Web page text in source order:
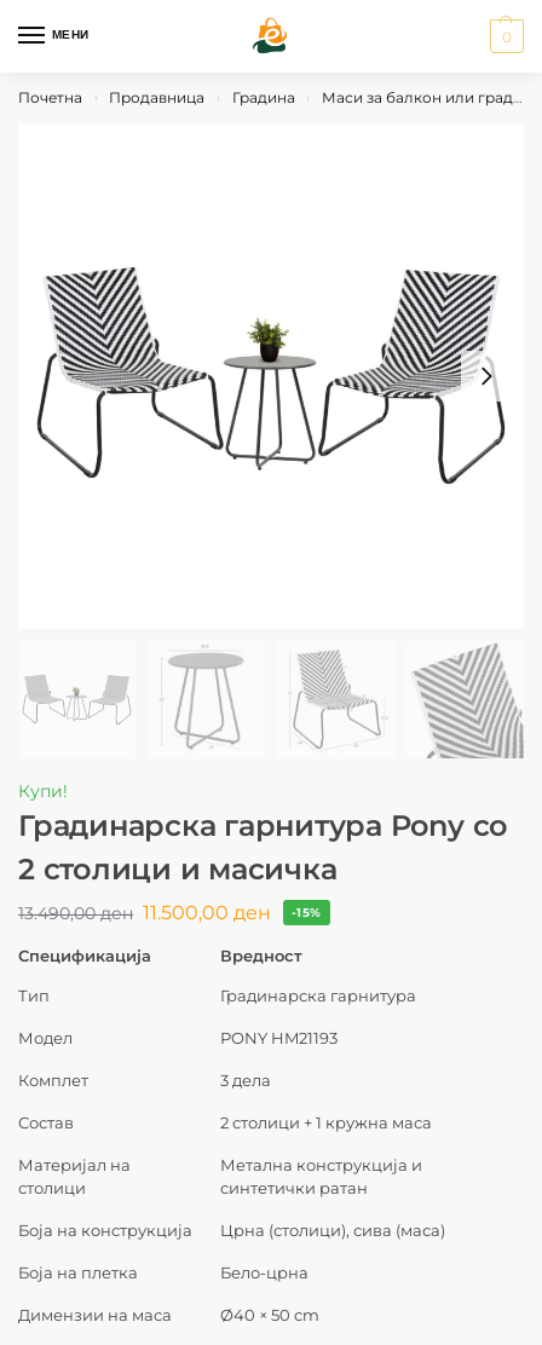
МЕНИ 0
Почетна › Продавница › Градина › Маси за балкон или градина
Купи!
Градинарска гарнитура Pony со
2 столици и масичка
13.490,00ден 11.500,00 ден -15%
Спецификација Вредност
Тип Градинарска гарнитура
Модел PONY HM21193
Комплет 3 дела
Состав 2 столици + 1 кружна маса
Материјал на
столици
Метална конструкција и
синтетички ратан
Боја на конструкција Црна (столици), сива (маса)
Боја на плетка Бело-црна
Димензии на маса Ø40 × 50 cm